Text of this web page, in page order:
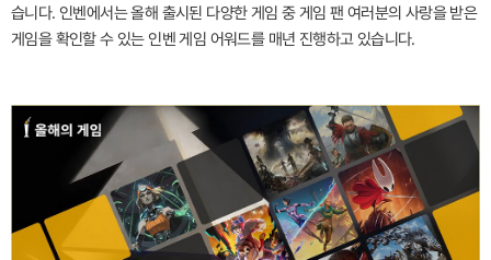
습니다. 인벤에서는 올해 출시된 다양한 게임 중 게임 팬 여러분의 사랑을 받은
게임을 확인할 수 있는 인벤 게임 어워드를 매년 진행하고 있습니다.